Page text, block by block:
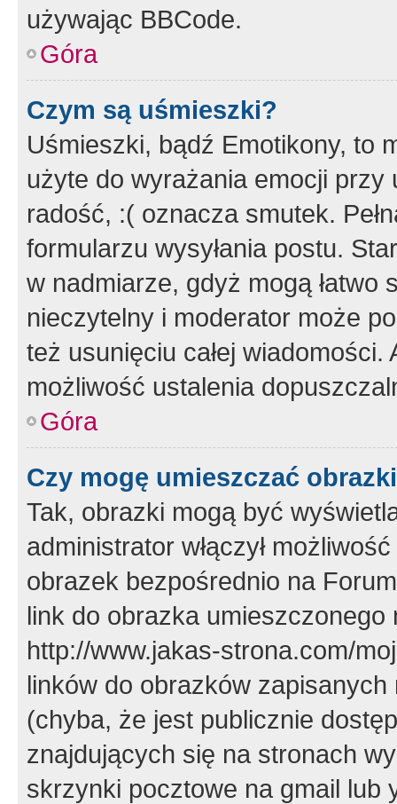
używając BBCode.
Góra
Czym są uśmieszki?
Uśmieszki, bądź Emotikony, to
użyte do wyrażania emocji
radość, :( oznacza smutek.
formularzu wysyłania postu.
w nadmiarze, gdyż mogą
nieczytelny i moderator może
też usunięciu całej
możliwość ustalenia
Góra
Czy mogę umieszczać
Tak, obrazki mogą być
administrator włączył
obrazek bezpośrednio na
link do obrazka
http://www.jakas-strona.com/
linków do obrazków
(chyba, że jest publicznie
znajdujących się na stronach
skrzynki pocztowe na gmail lub